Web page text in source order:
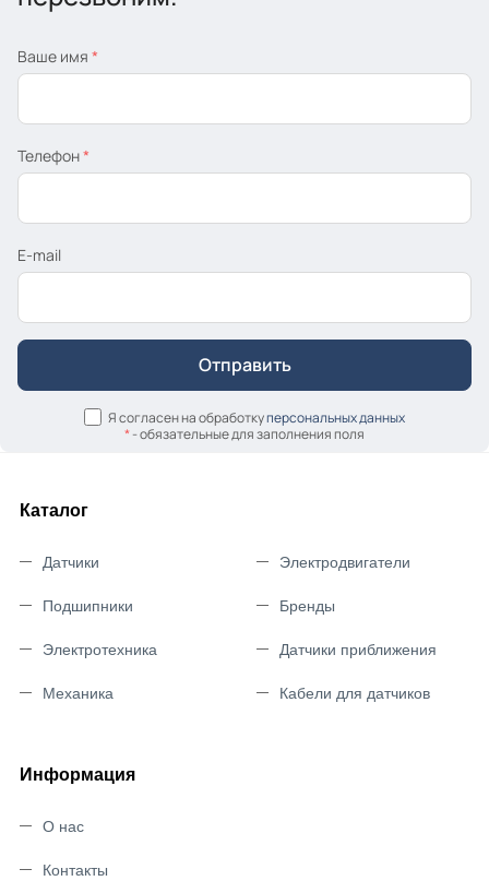
Ваше имя *
Телефон*
E-mail
Я согласен на обработкуперсональных данных
*- обязательные для заполнения поля
Каталог
Датчики
Подшипники
Электротехника
Механика
Электродвигатели
Бренды
Датчики приближения
Кабели для датчиков
Информация
О нас
Контакты